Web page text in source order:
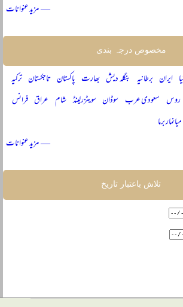
— مزید عنوانات
مخصوص درجہ بندی
ایران برطانیہ بنگلہ دیش بھارت پاکستان تاجکستان ترکیہ
روس سعودی عرب سوڈان سویٹزرلینڈ شام عراق فرانس
میانمار برما
— مزید عنوانات
تلاش باعتبار تاریخ